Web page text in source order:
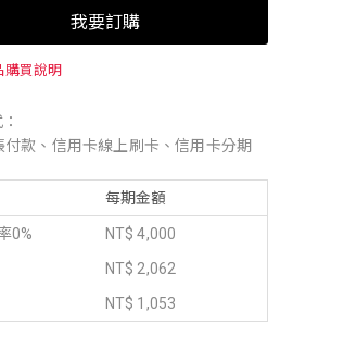
我要訂購
購買說明
付款、信用卡線上刷卡、信用卡分期
每期金額
0%
NT$ 4,000
NT$ 2,062
NT$ 1,053